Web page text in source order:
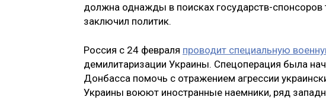
должна однажды в поисках государств-спонсоров
заключил политик.
Россия с 24 февраля проводит специальную
демилитаризации Украины. Спецоперация была
Донбасса помочь с отражением агрессии
Украины воюют иностранные наемники, ряд